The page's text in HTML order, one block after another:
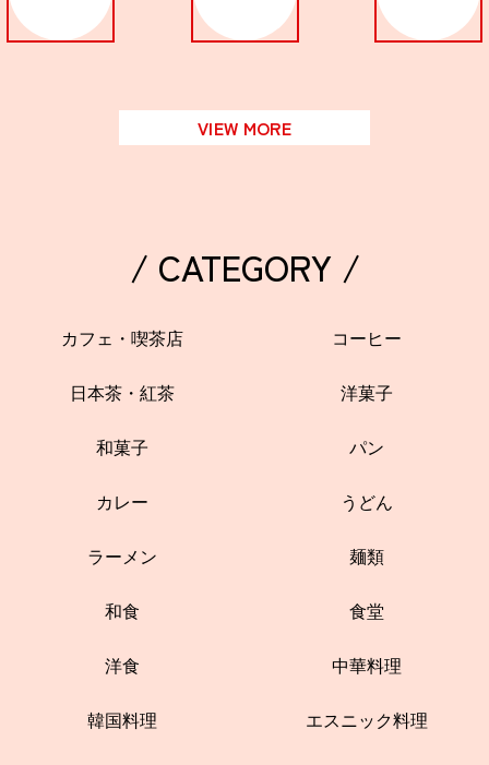
VIEW MORE
/ CATEGORY /
カフェ・喫茶店 コーヒー
日本茶・紅茶 洋菓子
和菓子 パン
カレー うどん
ラーメン 麺類
和食 食堂
洋食 中華料理
韓国料理 エスニック料理